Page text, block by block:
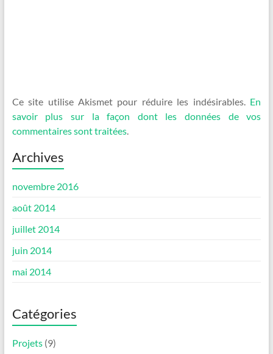
Ce site utilise Akismet pour réduire les indésirables. En
savoir plus sur la façon dont les données de vos
commentaires sont traitées.
Archives
novembre 2016
août 2014
juillet 2014
juin 2014
mai 2014
Catégories
Projets(9)